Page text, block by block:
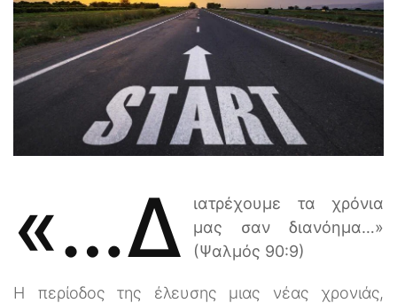
«…δ
ιατρέχουμε τα χρόνια
μας σαν διανόημα…»
(Ψαλμός 90:9)
Η περίοδος της έλευσης μιας νέας χρονιάς,